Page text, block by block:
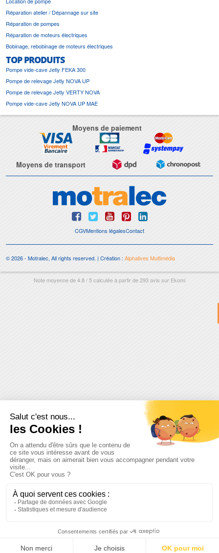
Réparation atelier / Dépannage sur site
Réparation de pompes
Réparation de moteurs électriques
Bobinage, rebobinage de moteurs électriques
TOP PRODUITS
Pompe vide-cave Jetly FEKA 300
Pompe de relevage Jetly NOVA UP
Pompe de relevage Jetly VERTY NOVA
Pompe vide-cave Jetly NOVA UP MAE
Moyens de paiement
Moyens de transport
CGVMentions légalesContact
© 2026 - Motralec, All rights reserved. | Création :Alphalives Multimédia
Note moyenne de4.8/5calculée à partir de293avis sur Ekomi